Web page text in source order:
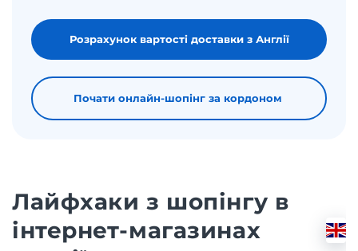
Розрахунок вартості доставки з Англії
Почати онлайн-шопінг за кордоном
Лайфхаки з шопінгу в
інтернет-магазинах